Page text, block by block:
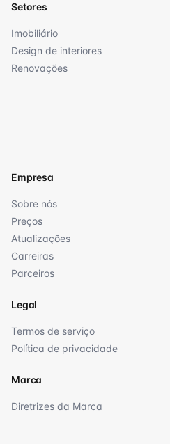
Setores
Imobiliário
Design de interiores
Renovações
Empresa
Sobre nós
Preços
Atualizações
Carreiras
Parceiros
Legal
Termos de serviço
Política de privacidade
Marca
Diretrizes da Marca